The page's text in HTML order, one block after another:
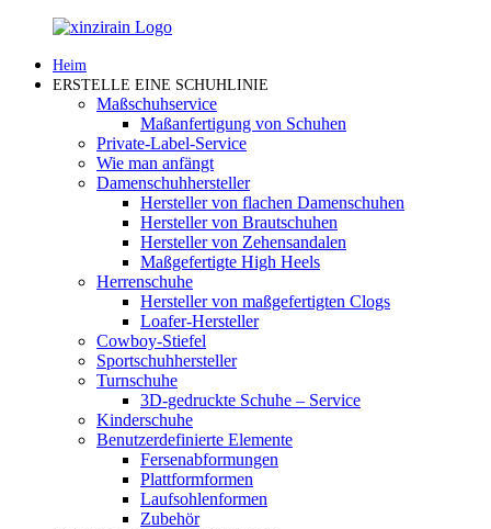
Heim
ERSTELLE EINE SCHUHLINIE
Maßschuhservice
Maßanfertigung von Schuhen
Private-Label-Service
Wie man anfängt
Damenschuhhersteller
Hersteller von flachen Damenschuhen
Hersteller von Brautschuhen
Hersteller von Zehensandalen
Maßgefertigte High Heels
Herrenschuhe
Hersteller von maßgefertigten Clogs
Loafer-Hersteller
Cowboy-Stiefel
Sportschuhhersteller
Turnschuhe
3D-gedruckte Schuhe – Service
Kinderschuhe
Benutzerdefinierte Elemente
Fersenabformungen
Plattformformen
Laufsohlenformen
Zubehör